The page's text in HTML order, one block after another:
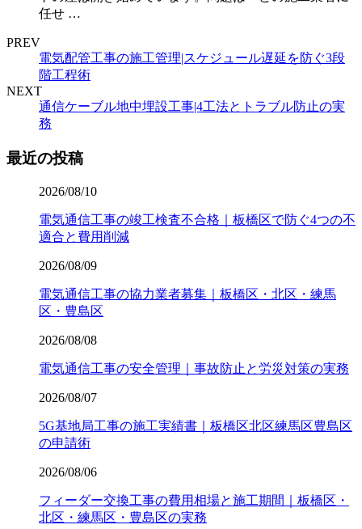
任せ …
PREV
電気配管工事の施工管理|スケジュール遅延を防ぐ3段
階工程術
NEXT
通信ケーブル地中埋設工事|4工法とトラブル防止の実
務
最近の投稿
2026/08/10
電気通信工事の竣工検査不合格｜板橋区で防ぐ4つの不
適合と費用削減
2026/08/09
電気通信工事の協力業者募集｜板橋区・北区・練馬
区・豊島区
2026/08/08
電気通信工事の安全管理｜事故防止と労災対策の実務
2026/08/07
5G基地局工事の施工実績書｜板橋区北区練馬区豊島区
の申請術
2026/08/06
フィーダー交換工事の費用相場と施工期間｜板橋区・
北区・練馬区・豊島区の実務